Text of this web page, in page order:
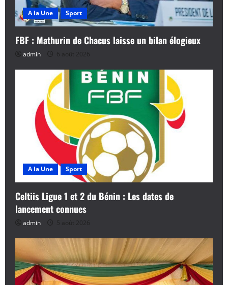
A la Une Sport
FBF : Mathurin de Chacus laisse un bilan élogieux
admin 6 août 2026
A la Une Sport
Celtiis Ligue 1 et 2 du Bénin : Les dates de
lancement connues
admin 5 août 2026